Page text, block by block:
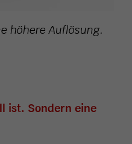
höhere Auflösung.
ist. Sondern eine